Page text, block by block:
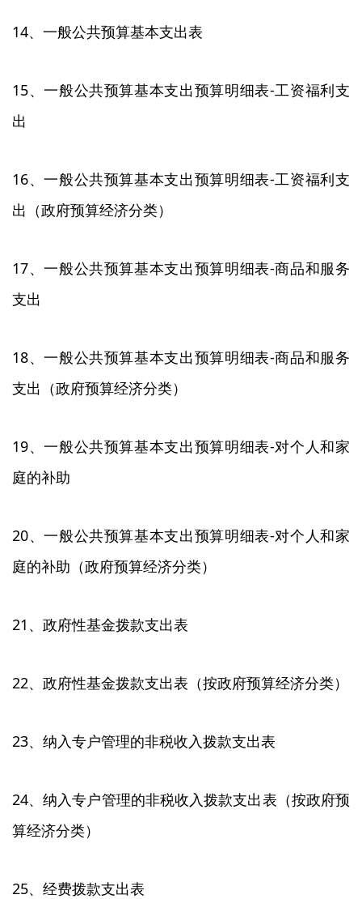
14、一般公共预算基本支出表
15、一般公共预算基本支出预算明细表-工资福利支
出
16、一般公共预算基本支出预算明细表-工资福利支
出（政府预算经济分类）
17、一般公共预算基本支出预算明细表-商品和服务
支出
18、一般公共预算基本支出预算明细表-商品和服务
支出（政府预算经济分类）
19、一般公共预算基本支出预算明细表-对个人和家
庭的补助
20、一般公共预算基本支出预算明细表-对个人和家
庭的补助（政府预算经济分类）
21、政府性基金拨款支出表
22、政府性基金拨款支出表（按政府预算经济分类）
23、纳入专户管理的非税收入拨款支出表
24、纳入专户管理的非税收入拨款支出表（按政府预
算经济分类）
25、经费拨款支出表